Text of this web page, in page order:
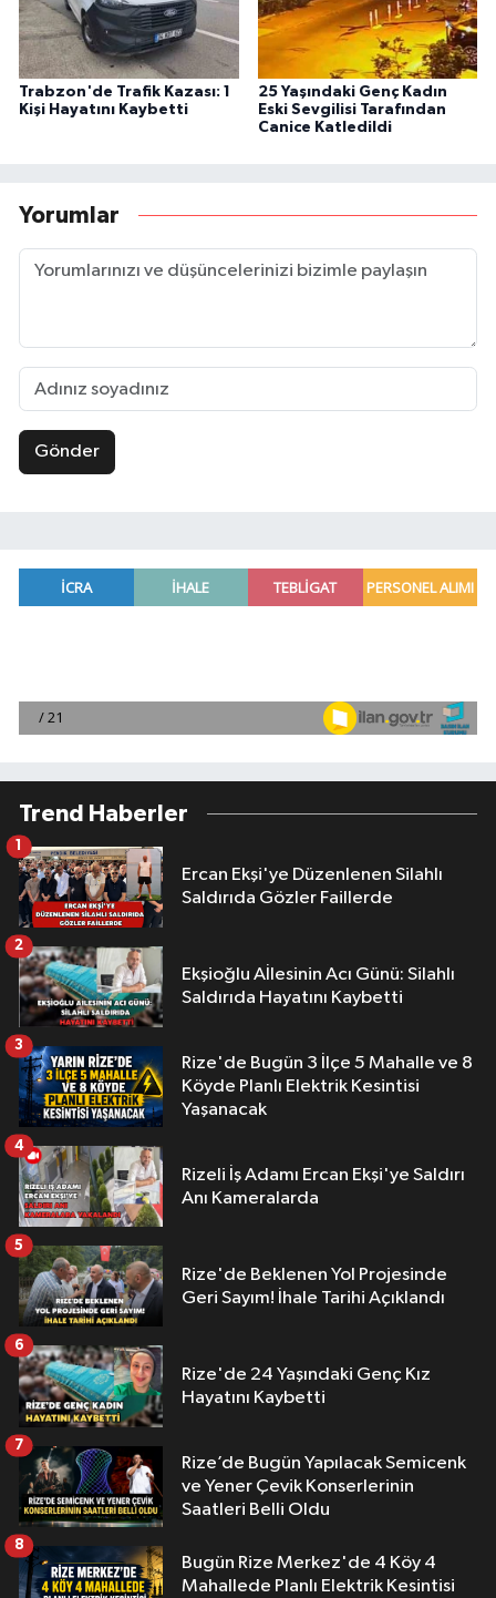
Trabzon'de Trafik Kazası: 1
Kişi Hayatını Kaybetti
25 Yaşındaki Genç Kadın
Eski Sevgilisi Tarafından
Canice Katledildi
Yorumlar
Gönder
Trend Haberler
Ercan Ekşi'ye Düzenlenen Silahlı
Saldırıda Gözler Faillerde
1
Ekşioğlu Aİlesinin Acı Günü: Silahlı
Saldırıda Hayatını Kaybetti
2
Rize'de Bugün 3 İlçe 5 Mahalle ve 8
Köyde Planlı Elektrik Kesintisi
Yaşanacak
3
Rizeli İş Adamı Ercan Ekşi'ye Saldırı
Anı Kameralarda
4
Rize'de Beklenen Yol Projesinde
Geri Sayım! İhale Tarihi Açıklandı
5
Rize'de 24 Yaşındaki Genç Kız
Hayatını Kaybetti
6
Rize’de Bugün Yapılacak Semicenk
ve Yener Çevik Konserlerinin
Saatleri Belli Oldu
7
Bugün Rize Merkez'de 4 Köy 4
Mahallede Planlı Elektrik Kesintisi
8